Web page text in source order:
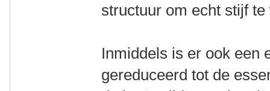
structuur om echt stijf te
Inmiddels is er ook een
gereduceerd tot de